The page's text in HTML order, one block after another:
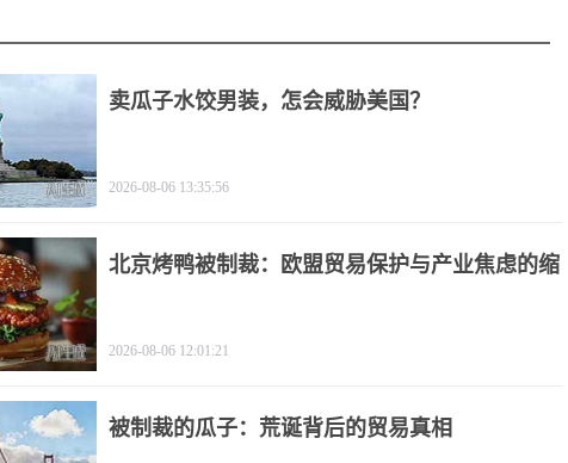
卖瓜子水饺男装，怎会威胁美国？
2026-08-06 13:35:56
北京烤鸭被制裁：欧盟贸易保护与产业焦虑的缩
2026-08-06 12:01:21
被制裁的瓜子：荒诞背后的贸易真相